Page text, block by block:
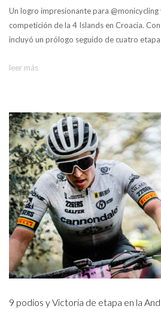
Un logro impresionante para
competición de la 4 Islands en Croacia.
incluyó un prólogo seguido de cuatro
leer más
9 podios y Victoria de etapa en la